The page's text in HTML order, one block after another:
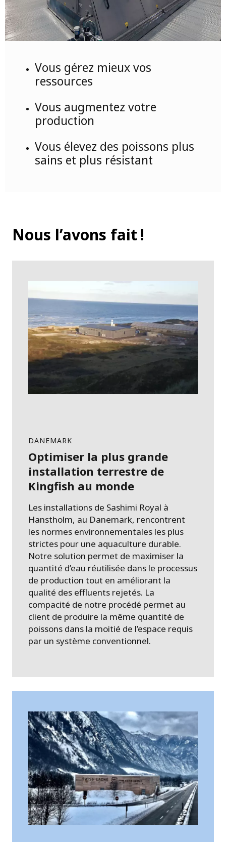
Vous gérez mieux vos
ressources
Vous augmentez votre
production
Vous élevez des poissons plus
sains et plus résistant
Nous l’avons fait !
DANEMARK
Optimiser la plus grande
installation terrestre de
Kingfish au monde
Les installations de Sashimi Royal à
Hanstholm, au Danemark, rencontrent
les normes environnementales les plus
strictes pour une aquaculture durable.
Notre solution permet de maximiser la
quantité d’eau réutilisée dans le processus
de production tout en améliorant la
qualité des effluents rejetés. La
compacité de notre procédé permet au
client de produire la même quantité de
poissons dans la moitié de l’espace requis
par un système conventionnel.